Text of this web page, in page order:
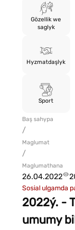
Gözellik we
saglyk
Hyzmatdaşlyk
Sport
Baş sahypa
/
Maglumat
/
Maglumathana
26.04.2022
Sosial ulgamda
2022ý. -
umumy